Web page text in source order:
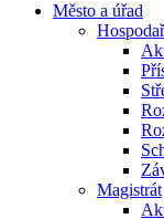
Město a úřad
Magistrát